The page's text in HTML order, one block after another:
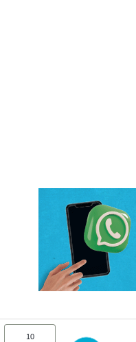
10